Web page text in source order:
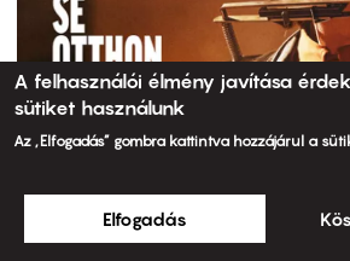
A felhasználói élmény javítása
sütiket használunk
Az „Elfogadás” gombra kattintva hozzájárul a
Elfogadás